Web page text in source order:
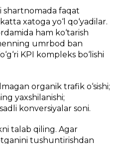
shartnomada faqat
xatoga yo‘l qo‘yadilar.
ham ko‘tarish
umrbod ban
KPI kompleks bo‘lishi
organik trafik o‘sishi;
yaxshilanishi;
konversiyalar soni.
talab qiling. Agar
tushuntirishdan